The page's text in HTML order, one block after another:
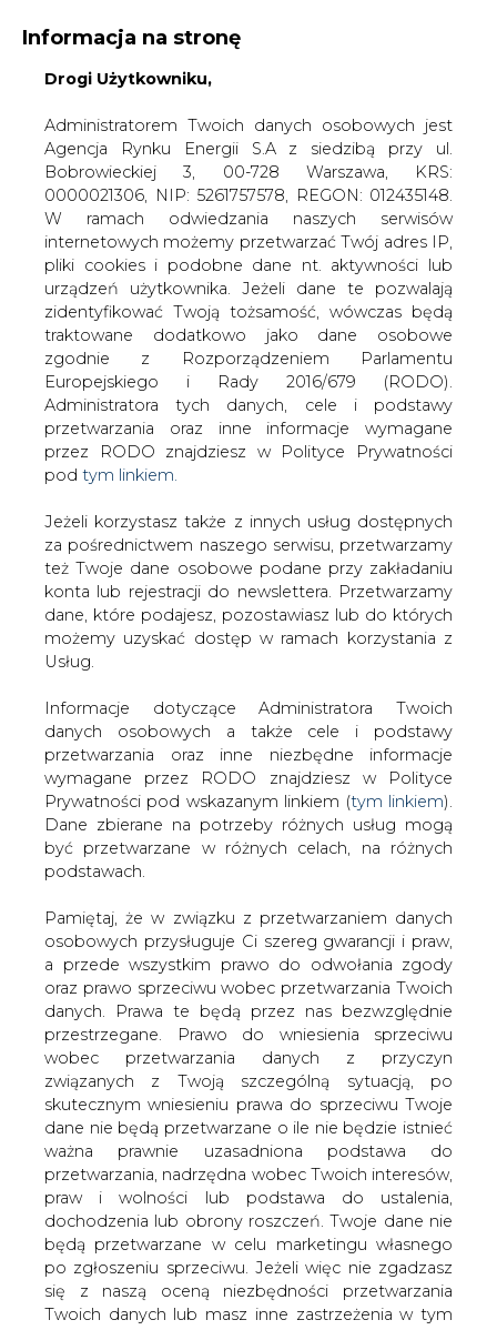
KONTAKT:
WYDAWCA PORTALU:
WYSOKI KONTRAST WIELKOŚĆ TEKSTU A A
ZALOGUJ SIĘ
WŁĄCZ CIRE.TV
Informacja na stronę
Drogi Użytkowniku,
Administratorem Twoich danych osobowych jest
Agencja Rynku Energii S.A z siedzibą przy ul.
Bobrowieckiej 3, 00-728 Warszawa, KRS:
0000021306, NIP: 5261757578, REGON: 012435148.
W ramach odwiedzania naszych serwisów
internetowych możemy przetwarzać Twój adres IP,
pliki cookies i podobne dane nt. aktywności lub
urządzeń użytkownika. Jeżeli dane te pozwalają
zidentyfikować Twoją tożsamość, wówczas będą
traktowane dodatkowo jako dane osobowe
zgodnie z Rozporządzeniem Parlamentu
Europejskiego i Rady 2016/679 (RODO).
Administratora tych danych, cele i podstawy
przetwarzania oraz inne informacje wymagane
przez RODO znajdziesz w Polityce Prywatności
pod tym linkiem.
Jeżeli korzystasz także z innych usług dostępnych
za pośrednictwem naszego serwisu, przetwarzamy
też Twoje dane osobowe podane przy zakładaniu
konta lub rejestracji do newslettera. Przetwarzamy
dane, które podajesz, pozostawiasz lub do których
możemy uzyskać dostęp w ramach korzystania z
Usług.
Informacje dotyczące Administratora Twoich
danych osobowych a także cele i podstawy
przetwarzania oraz inne niezbędne informacje
wymagane przez RODO znajdziesz w Polityce
Prywatności pod wskazanym linkiem (tym linkiem).
Dane zbierane na potrzeby różnych usług mogą
być przetwarzane w różnych celach, na różnych
podstawach.
Pamiętaj, że w związku z przetwarzaniem danych
osobowych przysługuje Ci szereg gwarancji i praw,
a przede wszystkim prawo do odwołania zgody
oraz prawo sprzeciwu wobec przetwarzania Twoich
danych. Prawa te będą przez nas bezwzględnie
przestrzegane. Prawo do wniesienia sprzeciwu
wobec przetwarzania danych z przyczyn
związanych z Twoją szczególną sytuacją, po
skutecznym wniesieniu prawa do sprzeciwu Twoje
dane nie będą przetwarzane o ile nie będzie istnieć
ważna prawnie uzasadniona podstawa do
przetwarzania, nadrzędna wobec Twoich interesów,
praw i wolności lub podstawa do ustalenia,
dochodzenia lub obrony roszczeń. Twoje dane nie
będą przetwarzane w celu marketingu własnego
po zgłoszeniu sprzeciwu. Jeżeli więc nie zgadzasz
się z naszą oceną niezbędności przetwarzania
Twoich danych lub masz inne zastrzeżenia w tym
Reklama
Strona główna
PRAWO POLSKIE - EFEKTYWNOŚĆ
ENERGETYCZNA
prawo polskie - efektywność energetyczna
2019-09-06 00:00